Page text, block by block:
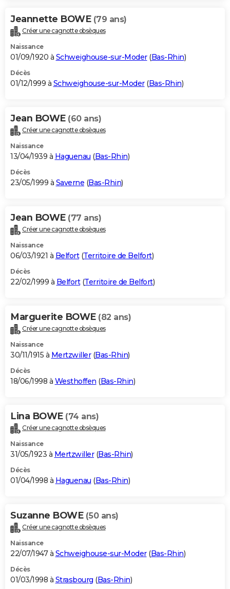
Jeannette BOWE (79 ans)
Créer une cagnotte obsèques
Naissance
01/09/1920 à Schweighouse-sur-Moder(Bas-Rhin)
Décès
01/12/1999 à Schweighouse-sur-Moder(Bas-Rhin)
Jean BOWE (60 ans)
Créer une cagnotte obsèques
Naissance
13/04/1939 à Haguenau (Bas-Rhin)
Décès
23/05/1999 à Saverne (Bas-Rhin)
Jean BOWE (77 ans)
Créer une cagnotte obsèques
Naissance
06/03/1921 à Belfort(Territoire de Belfort)
Décès
22/02/1999 à Belfort(Territoire de Belfort)
Marguerite BOWE (82 ans)
Créer une cagnotte obsèques
Naissance
30/11/1915 à Mertzwiller(Bas-Rhin)
Décès
18/06/1998 à Westhoffen (Bas-Rhin)
Lina BOWE (74 ans)
Créer une cagnotte obsèques
Naissance
31/05/1923 à Mertzwiller(Bas-Rhin)
Décès
01/04/1998 à Haguenau (Bas-Rhin)
Suzanne BOWE (50 ans)
Créer une cagnotte obsèques
Naissance
22/07/1947 à Schweighouse-sur-Moder(Bas-Rhin)
Décès
01/03/1998 à Strasbourg (Bas-Rhin)